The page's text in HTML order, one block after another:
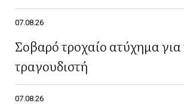
07.08.26
Σοβαρό τροχαίο ατύχημα
τραγουδιστή
07.08.26